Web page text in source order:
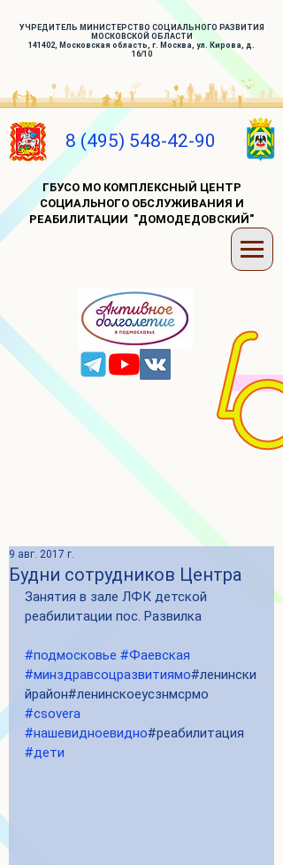
УЧРЕДИТЕЛЬ МИНИСТЕРСТВО СОЦИАЛЬНОГО РАЗВИТИЯ
МОСКОВСКОЙ ОБЛАСТИ
141402, Московская область, г. Москва, ул. Кирова, д.
16/10
8 (495) 548-42-90
ГБУСО МО КОМПЛЕКСНЫЙ ЦЕНТР
СОЦИАЛЬНОГО ОБСЛУЖИВАНИЯ И
РЕАБИЛИТАЦИИ "ДОМОДЕДОВСКИЙ"
Будни сотрудников Центра
9 авг. 2017 г.
Занятия в зале ЛФК детской
реабилитации пос. Развилка
#подмосковье #Фаевская
#минздравсоцразвитиямо#ленински
йрайон#ленинскоеусзнмсрмо
#csovera
#нашевидноевидно#реабилитация
#дети